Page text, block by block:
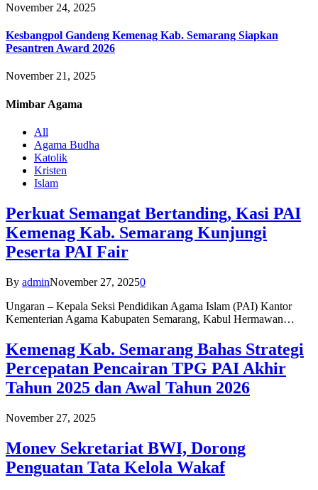
November 24, 2025
Kesbangpol Gandeng Kemenag Kab. Semarang Siapkan
Pesantren Award 2026
November 21, 2025
Mimbar Agama
All
Agama Budha
Katolik
Kristen
Islam
Perkuat Semangat Bertanding, Kasi PAI
Kemenag Kab. Semarang Kunjungi
Peserta PAI Fair
By adminNovember 27, 20250
Ungaran – Kepala Seksi Pendidikan Agama Islam (PAI) Kantor
Kementerian Agama Kabupaten Semarang, Kabul Hermawan…
Kemenag Kab. Semarang Bahas Strategi
Percepatan Pencairan TPG PAI Akhir
Tahun 2025 dan Awal Tahun 2026
November 27, 2025
Monev Sekretariat BWI, Dorong
Penguatan Tata Kelola Wakaf